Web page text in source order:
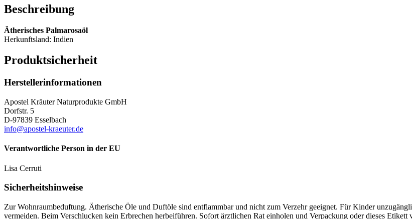
Beschreibung
Ätherisches Palmarosaöl
Herkunftsland: Indien
Produktsicherheit
Herstellerinformationen
Apostel Kräuter Naturprodukte GmbH
Dorfstr. 5
D-97839 Esselbach
info@apostel-kraeuter.de
Verantwortliche Person in der EU
Lisa Cerruti
Sicherheitshinweise
Zur Wohnraumbeduftung. Ätherische Öle und Duftöle sind entflammbar und nicht zum Verzehr geeignet. Für Kinder
vermeiden. Beim Verschlucken kein Erbrechen herbeiführen. Sofort ärztlichen Rat einholen und Verpackung oder dieses Etikett